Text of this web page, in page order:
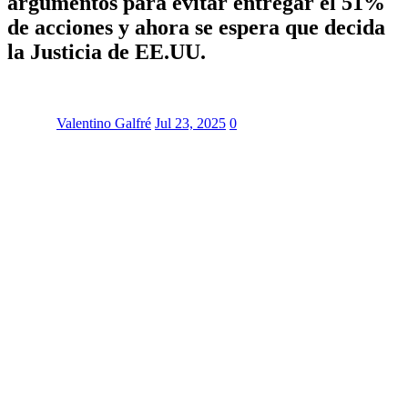
de acciones y ahora se espera que decida
la Justicia de EE.UU.
Valentino Galfré Jul 23, 2025 0